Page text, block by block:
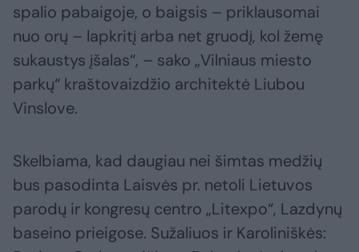
spalio pabaigoje, o baigsis – priklausomai
nuo orų – lapkritį arba net gruodį, kol žemę
sukaustys įšalas“, – sako „Vilniaus miesto
parkų“ kraštovaizdžio architektė Liubou
Vinslove.
Skelbiama, kad daugiau nei šimtas medžių
bus pasodinta Laisvės pr. netoli Lietuvos
parodų ir kongresų centro „Litexpo“, Lazdynų
baseino prieigose. Sužaliuos ir Karoliniškės: